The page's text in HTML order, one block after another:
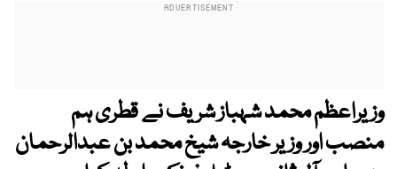
وزیراعظم محمد شہباز شریف نے قطری ہم
منصب اور وزیر خارجہ شیخ محمد بن عبدالرحمان